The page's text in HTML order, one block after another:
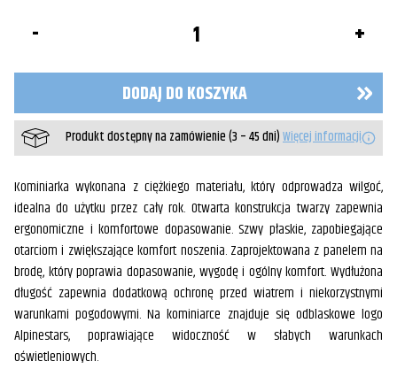
DODAJ DO KOSZYKA
Produkt dostępny na zamówienie (3 – 45 dni)Więcej informacji
Kominiarka wykonana z ciężkiego materiału, który odprowadza wilgoć,
idealna do użytku przez cały rok. Otwarta konstrukcja twarzy zapewnia
ergonomiczne i komfortowe dopasowanie. Szwy płaskie, zapobiegające
otarciom i zwiększające komfort noszenia. Zaprojektowana z panelem na
brodę, który poprawia dopasowanie, wygodę i ogólny komfort. Wydłużona
długość zapewnia dodatkową ochronę przed wiatrem i niekorzystnymi
warunkami pogodowymi. Na kominiarce znajduje się odblaskowe logo
Alpinestars, poprawiające widoczność w słabych warunkach
oświetleniowych.